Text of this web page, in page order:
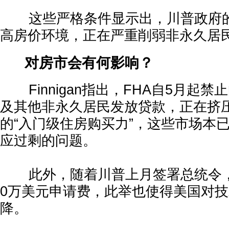
这些严格条件显示出，川普政府
高房价环境，正在严重削弱非永久居
对房市会有何影响？
Finnigan指出，FHA自5月起禁止
及其他非永久居民发放贷款，正在挤
的“入门级住房购买力”，这些市场本
应过剩的问题。
此外，随着川普上月签署总统令
0万美元申请费，此举也使得美国对
降。